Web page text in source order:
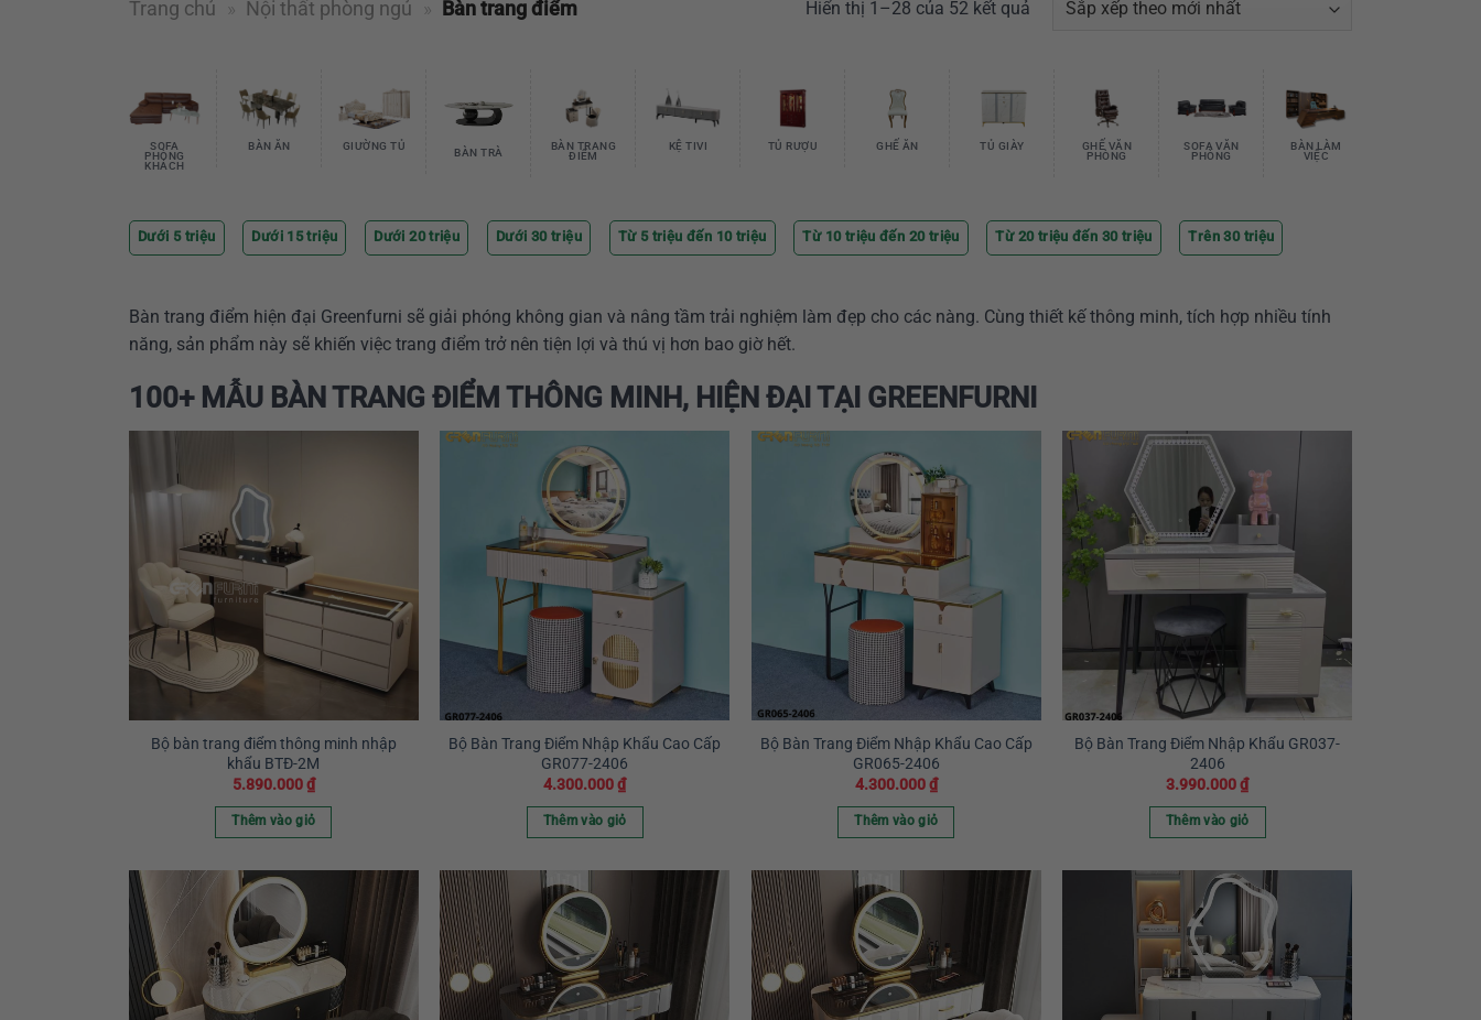
Trang chủ » Nội thất phòng ngủ » Bàn trang điểm Hiển thị 1–28 của 52 kết quả
SOFA
PHÒNG
KHÁCH
BÀN ĂN GIƯỜNG TỦ
BÀN TRÀ
BÀN TRANG
ĐIỂM
KỆ TIVI TỦ RƯỢU GHẾ ĂN TỦ GIÀY
GHẾ VĂN
PHÒNG
SOFA VĂN
PHÒNG
BÀN LÀM
VIỆC
Dưới 5 triệu Dưới 15 triệu Dưới 20 triệu Dưới 30 triệu Từ 5 triệu đến 10 triệu Từ 10 triệu đến 20 triệu Từ 20 triệu đến 30 triệu Trên 30 triệu
Bàn trang điểm hiện đại Greenfurni sẽ giải phóng không gian và nâng tầm trải nghiệm làm đẹp cho các nàng. Cùng thiết kế thông minh, tích hợp nhiều tính
năng, sản phẩm này sẽ khiến việc trang điểm trở nên tiện lợi và thú vị hơn bao giờ hết.
100+ MẪU BÀN TRANG ĐIỂM THÔNG MINH, HIỆN ĐẠI TẠI GREENFURNI
Bộ bàn trang điểm thông minh nhập
khẩu BTĐ-2M
5.890.000₫
Thêm vào giỏ
Bộ Bàn Trang Điểm Nhập Khẩu Cao Cấp
GR077-2406
4.300.000₫
Thêm vào giỏ
Bộ Bàn Trang Điểm Nhập Khẩu Cao Cấp
GR065-2406
4.300.000₫
Thêm vào giỏ
Bộ Bàn Trang Điểm Nhập Khẩu GR037-
2406
3.990.000₫
Thêm vào giỏ